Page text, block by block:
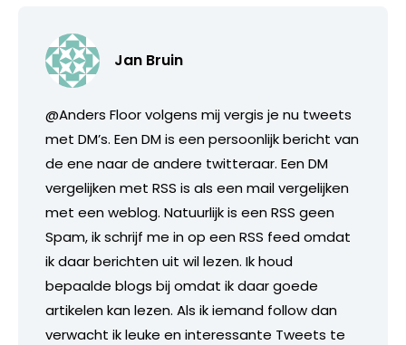
Jan Bruin
@Anders Floor volgens mij vergis je nu tweets
met DM’s. Een DM is een persoonlijk bericht van
de ene naar de andere twitteraar. Een DM
vergelijken met RSS is als een mail vergelijken
met een weblog. Natuurlijk is een RSS geen
Spam, ik schrijf me in op een RSS feed omdat
ik daar berichten uit wil lezen. Ik houd
bepaalde blogs bij omdat ik daar goede
artikelen kan lezen. Als ik iemand follow dan
verwacht ik leuke en interessante Tweets te